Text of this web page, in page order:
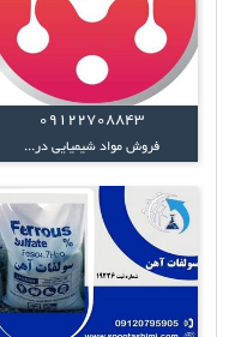
09122708843
فروش مواد شیمیایی در...